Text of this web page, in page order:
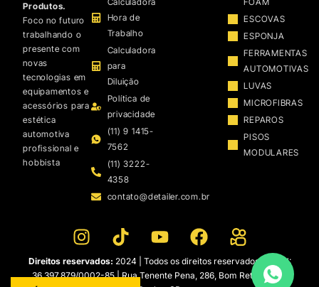
Produtos.
Foco no futuro
trabalhando o
presente com
novas
tecnologias em
equipamentos e
acessórios para
estética
automotiva
profissional e
hobbista
Hora de
Trabalho
Calculadora
para
Diluição
Política de
privacidade
(11) 9 1415-
7562
(11) 3222-
4358
contato@detailer.com.br
ESCOVAS
ESPONJA
FERRAMENTAS
AUTOMOTIVAS
LUVAS
MICROFIBRAS
REPAROS
PISOS
MODULARES
Direitos reservados: 2024 | Todos os direitos reservados | CNPJ:
36.397.879/0002-85 | Rua Tenente Pena, 286, Bom Retiro – São